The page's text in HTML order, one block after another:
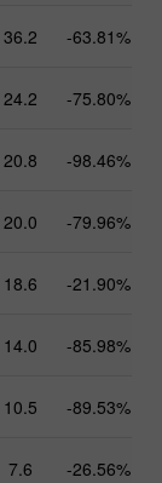
36.2 -63.81%
24.2 -75.80%
20.8 -98.46%
20.0 -79.96%
18.6 -21.90%
14.0 -85.98%
10.5 -89.53%
7.6 -26.56%